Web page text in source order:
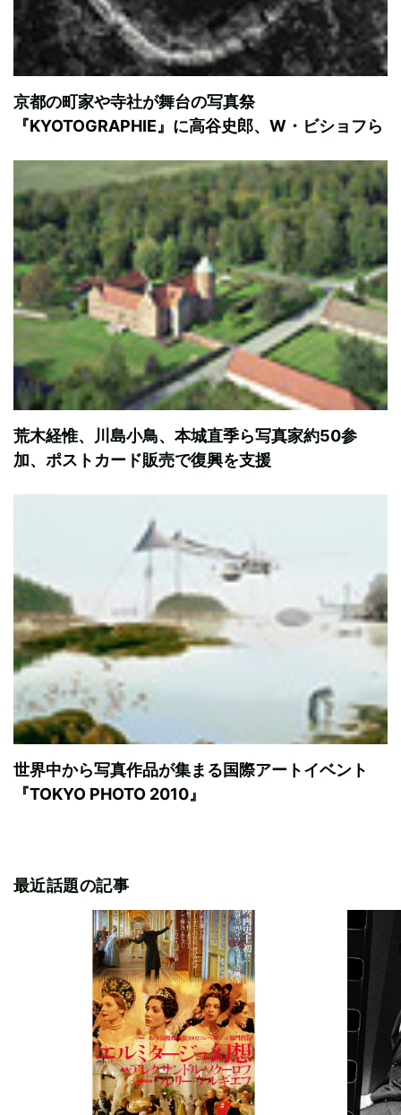
京都の町家や寺社が舞台の写真祭
『KYOTOGRAPHIE』に高谷史郎、W・ビショフら
荒木経惟、川島小鳥、本城直季ら写真家約50参
加、ポストカード販売で復興を支援
世界中から写真作品が集まる国際アートイベント
『TOKYO PHOTO 2010』
最近話題の記事